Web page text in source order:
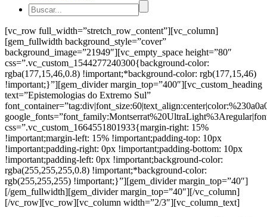
[vc_row full_width=”stretch_row_content”][vc_column]
[gem_fullwidth background_style=”cover”
background_image=”21949″][vc_empty_space height=”80″
css=”.vc_custom_1544277240300{background-color:
rgba(177,15,46,0.8) !important;*background-color: rgb(177,15,46)
!important;}”][gem_divider margin_top=”400″][vc_custom_heading
text=”Epistemologias do Extremo Sul”
css=”.vc_custom_1664551801933{margin-right: 15%
!important;margin-left: 15% !important;padding-top: 10px
!important;padding-right: 0px !important;padding-bottom: 10px
!important;padding-left: 0px !important;background-color:
rgba(255,255,255,0.8) !important;*background-color:
rgb(255,255,255) !important;}”][gem_divider margin_top=”40″]
[/gem_fullwidth][gem_divider margin_top=”40″][/vc_column]
[/vc_row][vc_row][vc_column width=”2/3″][vc_column_text]